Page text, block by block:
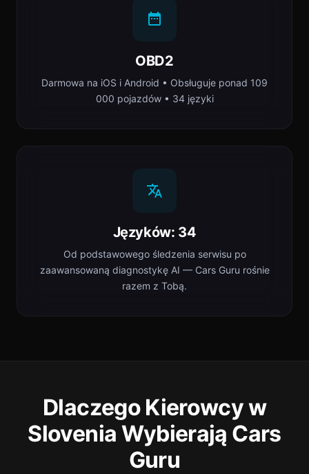
OBD2
Darmowa na iOS i Android • Obsługuje ponad 109
000 pojazdów • 34 języki
Języków: 34
Od podstawowego śledzenia serwisu po
zaawansowaną diagnostykę AI — Cars Guru rośnie
razem z Tobą.
Dlaczego Kierowcy w
Slovenia Wybierają Cars
Guru